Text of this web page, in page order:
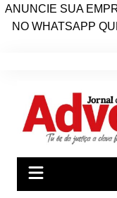
ANUNCIE SUA
NO WHATSAPP
conteúdo